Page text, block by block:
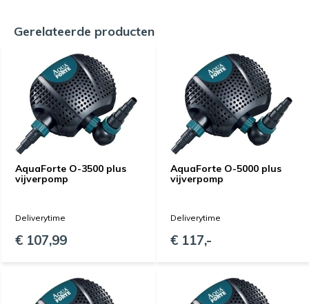
Gerelateerde producten
AquaForte O-3500 plus
vijverpomp
Deliverytime
€ 107,99
AquaForte O-5000 plus
vijverpomp
Deliverytime
€ 117,-